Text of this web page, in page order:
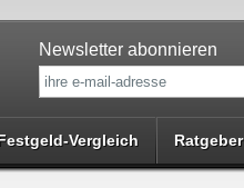
Vergleich Ratgeber
Newsletter abonnieren